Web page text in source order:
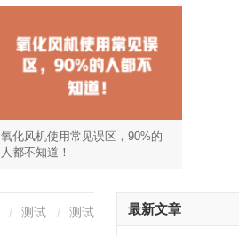
氧化风机使用常见误区，90%的
人都不知道！
测试 测试 最新文章